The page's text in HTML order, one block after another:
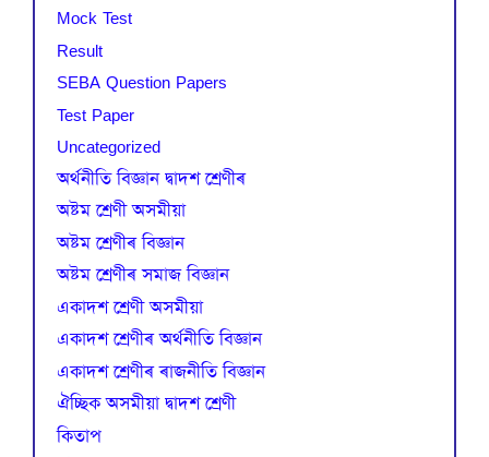
Mock Test
Result
SEBA Question Papers
Test Paper
Uncategorized
অৰ্থনীতি বিজ্ঞান দ্বাদশ শ্ৰেণীৰ
অষ্টম শ্ৰেণী অসমীয়া
অষ্টম শ্ৰেণীৰ বিজ্ঞান
অষ্টম শ্ৰেণীৰ সমাজ বিজ্ঞান
একাদশ শ্ৰেণী অসমীয়া
একাদশ শ্ৰেণীৰ অৰ্থনীতি বিজ্ঞান
একাদশ শ্ৰেণীৰ ৰাজনীতি বিজ্ঞান
ঐচ্ছিক অসমীয়া দ্বাদশ শ্ৰেণী
কিতাপ